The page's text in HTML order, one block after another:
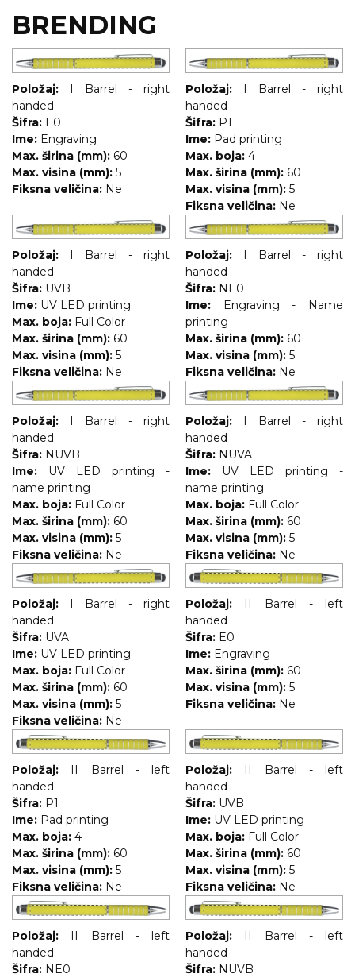
BOCE
TEHNOLOGIJA
KANCELARIJA
KUĆNI SETOVI
OLOVKE
PRIVESCI & ALATI
TORBE & PUTOVANJE
TEKSTIL
RADNA OPREMA
BRENDING
Položaj:
I Barrel - right
handed
Šifra: E0
Ime: Engraving
Max. širina (mm): 60
Max. visina (mm): 5
Fiksna veličina: Ne
Položaj:
I Barrel - right
handed
Šifra: P1
Ime: Pad printing
Max. boja: 4
Max. širina (mm): 60
Max. visina (mm): 5
Fiksna veličina: Ne
Položaj:
I Barrel - right
handed
Šifra: UVB
Ime: UV LED printing
Max. boja: Full Color
Max. širina (mm): 60
Max. visina (mm): 5
Fiksna veličina: Ne
Položaj:
I Barrel - right
handed
Šifra: NE0
Ime:
Engraving - Name
printing
Max. širina (mm): 60
Max. visina (mm): 5
Fiksna veličina: Ne
Položaj:
I Barrel - right
handed
Šifra: NUVB
Ime:
UV LED printing -
name printing
Max. boja: Full Color
Max. širina (mm): 60
Max. visina (mm): 5
Fiksna veličina: Ne
Položaj:
I Barrel - right
handed
Šifra: NUVA
Ime:
UV LED printing -
name printing
Max. boja: Full Color
Max. širina (mm): 60
Max. visina (mm): 5
Fiksna veličina: Ne
Položaj:
I Barrel - right
handed
Šifra: UVA
Ime: UV LED printing
Max. boja: Full Color
Max. širina (mm): 60
Max. visina (mm): 5
Fiksna veličina: Ne
Položaj:
II Barrel - left
handed
Šifra: E0
Ime: Engraving
Max. širina (mm): 60
Max. visina (mm): 5
Fiksna veličina: Ne
Položaj:
II Barrel - left
handed
Šifra: P1
Ime: Pad printing
Max. boja: 4
Max. širina (mm): 60
Max. visina (mm): 5
Fiksna veličina: Ne
Položaj:
II Barrel - left
handed
Šifra: UVB
Ime: UV LED printing
Max. boja: Full Color
Max. širina (mm): 60
Max. visina (mm): 5
Fiksna veličina: Ne
Položaj:
II Barrel - left
handed
Šifra: NE0
Položaj:
II Barrel - left
handed
Šifra: NUVB